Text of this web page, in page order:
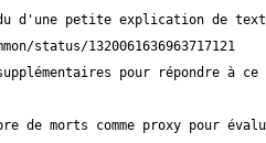
d'une petite explication de
morts comme proxy pour